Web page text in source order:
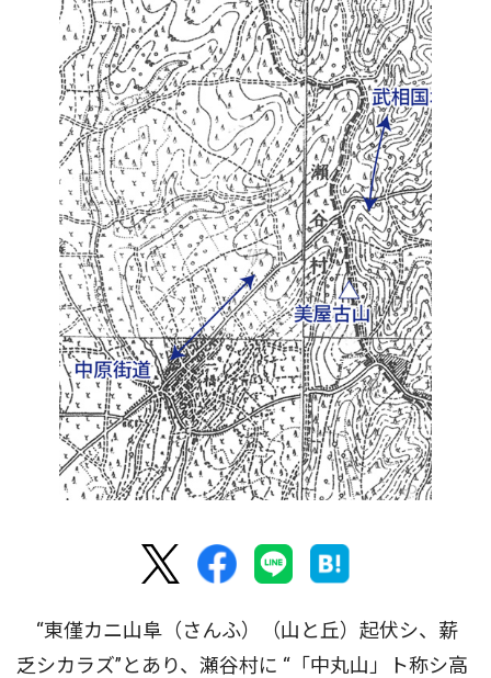
“東僅カニ山阜（さんふ）（山と丘）起伏シ、薪
乏シカラズ”とあり、瀬谷村に “「中丸山」ト称シ高